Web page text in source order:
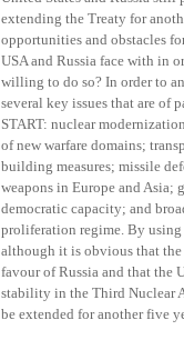
extending the Treaty for
opportunities and obstacles
USA and Russia face with in
willing to do so? In order to
several key issues that are of
START: nuclear
of new warfare domains;
building measures; missile
weapons in Europe and Asia;
democratic capacity; and
proliferation regime. By using
although it is obvious that
favour of Russia and that the
stability in the Third Nuclear
be extended for another five